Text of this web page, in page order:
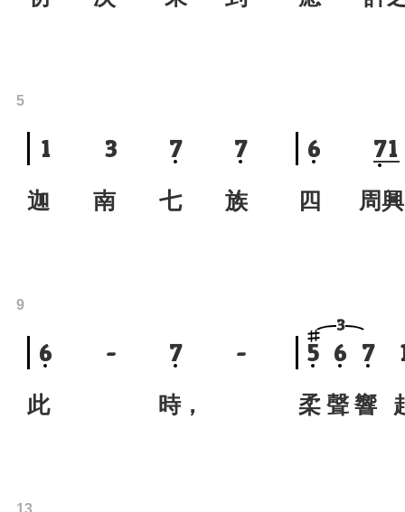
1 3 7 7
5
迦 南 七 族
6 71
四 周
6 - 7 -
9
此 時，
5 6 7
3
柔 聲 響
13